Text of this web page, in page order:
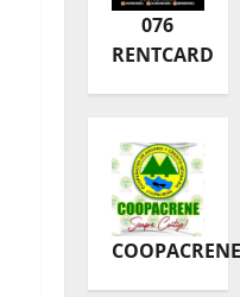
076
RENTCARD
COOPACRENE